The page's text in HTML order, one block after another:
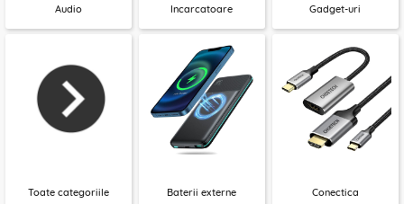
Audio Incarcatoare Gadget-uri
Toate categoriile Baterii externe Conectica